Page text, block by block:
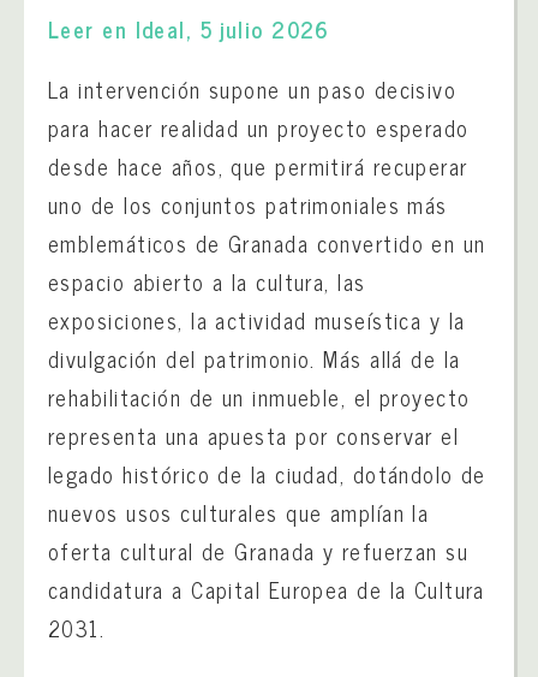
Leer en Ideal, 5 julio 2026
La intervención supone un paso decisivo
para hacer realidad un proyecto esperado
desde hace años, que permitirá recuperar
uno de los conjuntos patrimoniales más
emblemáticos de Granada convertido en un
espacio abierto a la cultura, las
exposiciones, la actividad museística y la
divulgación del patrimonio. Más allá de la
rehabilitación de un inmueble, el proyecto
representa una apuesta por conservar el
legado histórico de la ciudad, dotándolo de
nuevos usos culturales que amplían la
oferta cultural de Granada y refuerzan su
candidatura a Capital Europea de la Cultura
2031.